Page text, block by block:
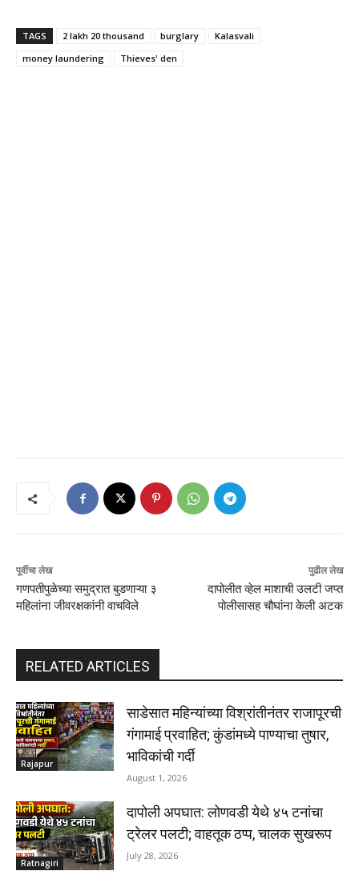
TAGS 2 lakh 20 thousand burglary
Kalasvali
money laundering
Thieves' den
पूर्वीचा लेख
गणपतीपुळेच्या समुद्रात बुडणाऱ्या ३
महिलांना जीवरक्षकांनी वाचविले
पुढील लेख
दापोलीत व्हेल माशाची उलटी जप्त
पोलीसासह चौघांना केली अटक
RELATED ARTICLES
Rajapur
साडेसात महिन्यांच्या विश्रांतीनंतर राजापूरची
गंगामाई प्रवाहित; कुंडांमध्ये पाण्याचा तुषार,
भाविकांची गर्दी
August 1, 2026
Ratnagiri
दापोली अपघात: लोणवडी येथे ४५ टनांचा
ट्रेलर पलटी; वाहतूक ठप्प, चालक सुखरूप
July 28, 2026